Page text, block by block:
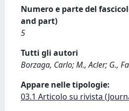
Numero e parte del
and part)
5
Tutti gli autori
Borzaga, Carlo; M., Acler; G.,
Appare nelle tipologie:
03.1 Articolo su rivista